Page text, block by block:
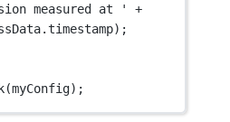
measured at '
+
(myConfig);